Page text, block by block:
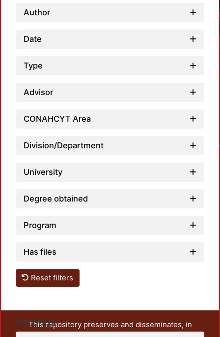
Author
Date
Type
Advisor
CONAHCYT Area
Division/Department
University
Degree obtained
Program
Has files
Reset filters
Settings
This repository preserves and disseminates, in